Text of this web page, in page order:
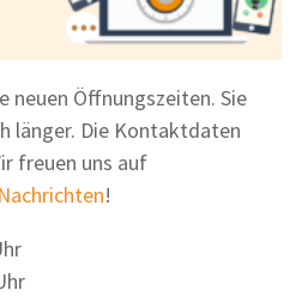
neuen Öffnungszeiten. Sie
länger. Die Kontaktdaten
freuen uns auf
Nachrichten!